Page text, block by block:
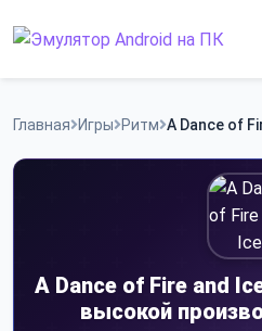
to
Приложения
Главная Игры Ритм A Dance of
A Dance of Fire and
высокой